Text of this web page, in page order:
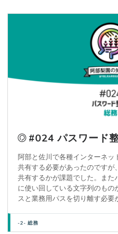
#024 パスワード
阿部と佐川で各種インターネッ
共有する必要があったのですが
共有するかが課題でした。また
に使い回している文字列のも
スと業務用パスを切り離す必要
-2- 総務